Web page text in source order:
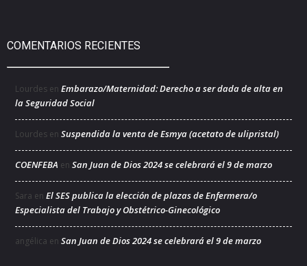
COMENTARIOS RECIENTES
Lourdes en Embarazo/Maternidad: Derecho a ser dada de alta en
la Seguridad Social
Lourdes en Suspendida la venta de Esmya (acetato de ulipristal)
COENFEBA en San Juan de Dios 2024 se celebrará el 9 de marzo
Sara en El SES publica la elección de plazas de Enfermera/o
Especialista del Trabajo y Obstétrico-Ginecológico
angélica en San Juan de Dios 2024 se celebrará el 9 de marzo